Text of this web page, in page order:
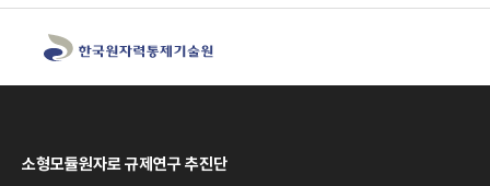
소형모듈원자로 규제연구 추진단